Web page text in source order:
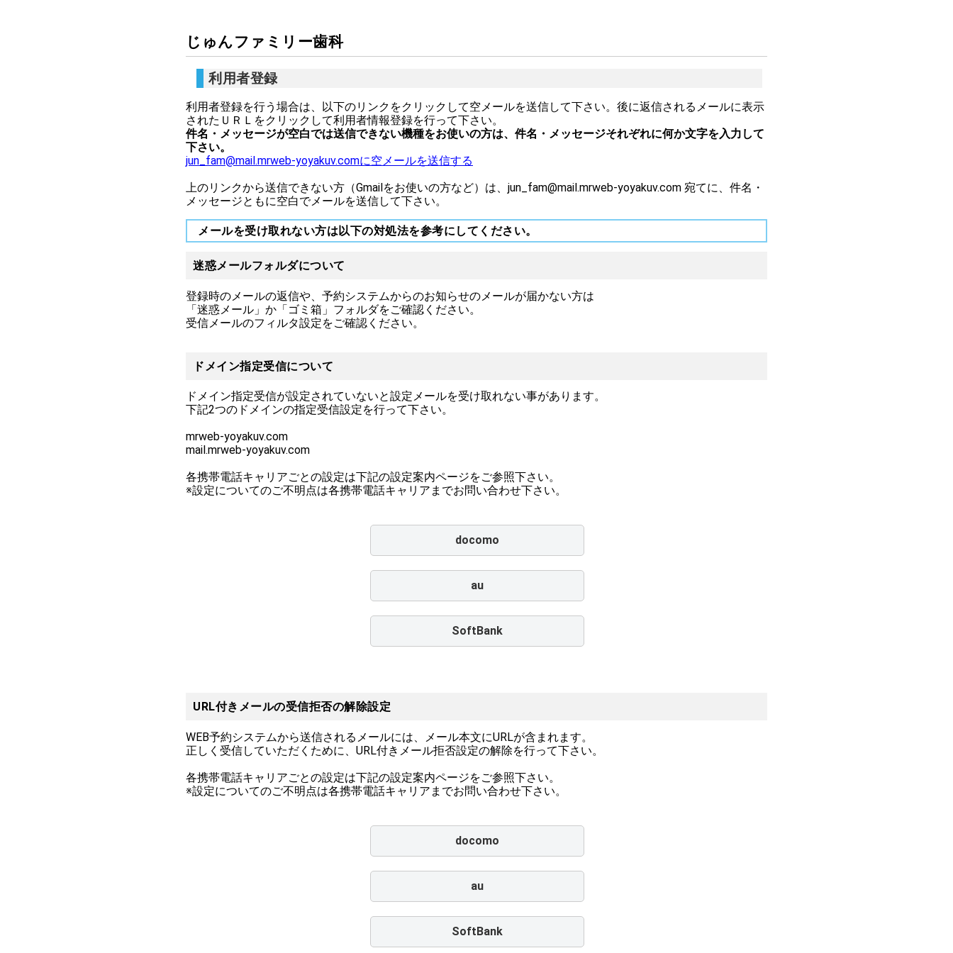
じゅんファミリー歯科
利用者登録
利用者登録を行う場合は、以下のリンクをクリックして空メールを送信して下さい。後に返信されるメールに表示
されたＵＲＬをクリックして利用者情報登録を行って下さい。
件名・メッセージが空白では送信できない機種をお使いの方は、件名・メッセージそれぞれに何か文字を入力して
下さい。
jun_fam@mail.mrweb-yoyakuv.comに空メールを送信する
上のリンクから送信できない方（Gmailをお使いの方など）は、jun_fam@mail.mrweb-yoyakuv.com 宛てに、件名・
メッセージともに空白でメールを送信して下さい。
メールを受け取れない方は以下の対処法を参考にしてください。
迷惑メールフォルダについて
登録時のメールの返信や、予約システムからのお知らせのメールが届かない方は
「迷惑メール」か「ゴミ箱」フォルダをご確認ください。
受信メールのフィルタ設定をご確認ください。
ドメイン指定受信について
ドメイン指定受信が設定されていないと設定メールを受け取れない事があります。
下記2つのドメインの指定受信設定を行って下さい。
mrweb-yoyakuv.com
mail.mrweb-yoyakuv.com
各携帯電話キャリアごとの設定は下記の設定案内ページをご参照下さい。
※設定についてのご不明点は各携帯電話キャリアまでお問い合わせ下さい。
docomo
au
SoftBank
URL付きメールの受信拒否の解除設定
WEB予約システムから送信されるメールには、メール本文にURLが含まれます。
正しく受信していただくために、URL付きメール拒否設定の解除を行って下さい。
各携帯電話キャリアごとの設定は下記の設定案内ページをご参照下さい。
※設定についてのご不明点は各携帯電話キャリアまでお問い合わせ下さい。
docomo
au
SoftBank